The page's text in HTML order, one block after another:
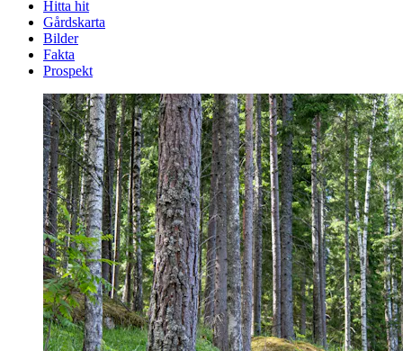
Hitta hit
Gårdskarta
Bilder
Fakta
Prospekt